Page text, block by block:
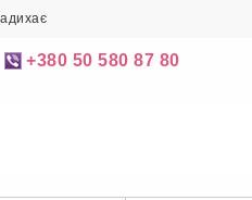
+380 50 580 87 80